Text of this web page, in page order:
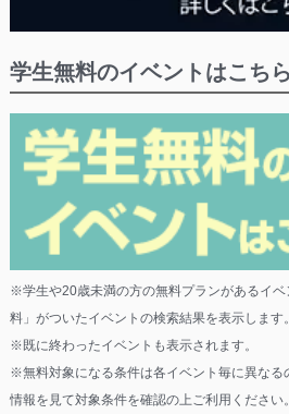
学生無料のイベントはこちら
※学生や20歳未満の方の無料プランがあるイ
料」がついたイベントの検索結果を表示します。
※既に終わったイベントも表示されます。
※無料対象になる条件は各イベント毎に異なる
情報を見て対象条件を確認の上ご利用ください。